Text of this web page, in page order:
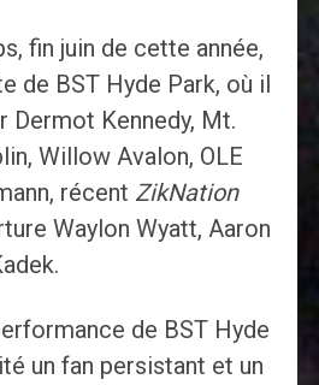
fin juin de cette année,
de BST Hyde Park, où il
Dermot Kennedy, Mt.
Willow Avalon, OLE
récent ZikNation
Waylon Wyatt, Aaron
de BST Hyde
un fan persistant et un